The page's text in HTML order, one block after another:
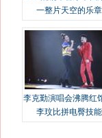
一整片天空的乐章
李克勤演唱会沸腾红
李玟比拼电臀技能